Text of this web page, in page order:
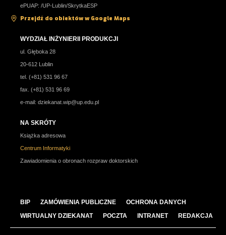
ePUAP: /UP-Lublin/SkrytkaESP
Przejdź do obiektów w Google Maps
WYDZIAŁ INŻYNIERII PRODUKCJI
ul. Głęboka 28
20-612 Lublin
tel. (+81) 531 96 67
fax. (+81) 531 96 69
e-mail: dziekanat.wip@up.edu.pl
NA SKRÓTY
Książka adresowa
Centrum Informatyki
Zawiadomienia o obronach rozpraw doktorskich
BIP ZAMÓWIENIA PUBLICZNE
OCHRONA DANYCH
WIRTUALNY DZIEKANAT
POCZTA INTRANET REDAKCJA